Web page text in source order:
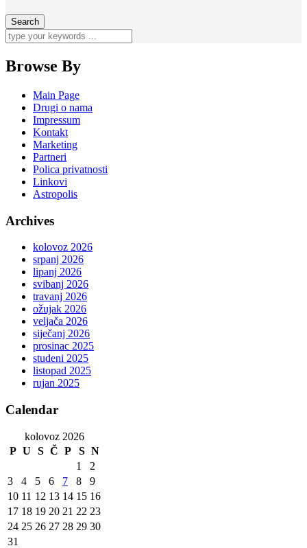
Browse By
Main Page
Drugi o nama
Impressum
Kontakt
Marketing
Partneri
Polica privatnosti
Linkovi
Astropolis
Archives
kolovoz 2026
srpanj 2026
lipanj 2026
svibanj 2026
travanj 2026
ožujak 2026
veljača 2026
siječanj 2026
prosinac 2025
studeni 2025
listopad 2025
rujan 2025
Calendar
kolovoz 2026
P U S Č P S N
1
2
3
4 5 6 7 8
9
10 11 12 13 14 15 16
17 18 19 20 21 22 23
24 25 26 27 28 29 30
31